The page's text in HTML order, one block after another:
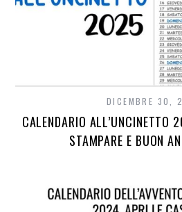
DICEMBRE 30,
CALENDARIO ALL’UNCINETTO
STAMPARE E BUON